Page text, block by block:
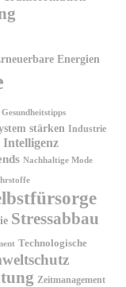
Energien
Gesundheitstipps
stärken Industrie
Nachhaltige Mode
Stressabbau
Technologische
Zeitmanagement